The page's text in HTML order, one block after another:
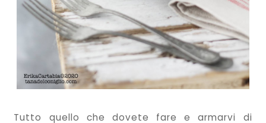
Tutto quello che dovete fare e armarvi di